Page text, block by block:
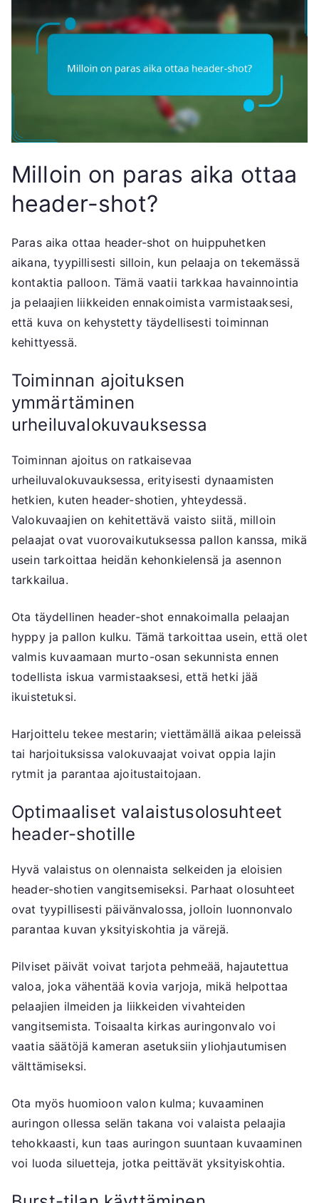
Milloin on paras aika ottaa
header-shot?
Paras aika ottaa header-shot on huippuhetken
aikana, tyypillisesti silloin, kun pelaaja on tekemässä
kontaktia palloon. Tämä vaatii tarkkaa havainnointia
ja pelaajien liikkeiden ennakoimista varmistaaksesi,
että kuva on kehystetty täydellisesti toiminnan
kehittyessä.
Toiminnan ajoituksen
ymmärtäminen
urheiluvalokuvauksessa
Toiminnan ajoitus on ratkaisevaa
urheiluvalokuvauksessa, erityisesti dynaamisten
hetkien, kuten header-shotien, yhteydessä.
Valokuvaajien on kehitettävä vaisto siitä, milloin
pelaajat ovat vuorovaikutuksessa pallon kanssa, mikä
usein tarkoittaa heidän kehonkielensä ja asennon
tarkkailua.
Ota täydellinen header-shot ennakoimalla pelaajan
hyppy ja pallon kulku. Tämä tarkoittaa usein, että olet
valmis kuvaamaan murto-osan sekunnista ennen
todellista iskua varmistaaksesi, että hetki jää
ikuistetuksi.
Harjoittelu tekee mestarin; viettämällä aikaa peleissä
tai harjoituksissa valokuvaajat voivat oppia lajin
rytmit ja parantaa ajoitustaitojaan.
Optimaaliset valaistusolosuhteet
header-shotille
Hyvä valaistus on olennaista selkeiden ja eloisien
header-shotien vangitsemiseksi. Parhaat olosuhteet
ovat tyypillisesti päivänvalossa, jolloin luonnonvalo
parantaa kuvan yksityiskohtia ja värejä.
Pilviset päivät voivat tarjota pehmeää, hajautettua
valoa, joka vähentää kovia varjoja, mikä helpottaa
pelaajien ilmeiden ja liikkeiden vivahteiden
vangitsemista. Toisaalta kirkas auringonvalo voi
vaatia säätöjä kameran asetuksiin yliohjautumisen
välttämiseksi.
Ota myös huomioon valon kulma; kuvaaminen
auringon ollessa selän takana voi valaista pelaajia
tehokkaasti, kun taas auringon suuntaan kuvaaminen
voi luoda siluetteja, jotka peittävät yksityiskohtia.